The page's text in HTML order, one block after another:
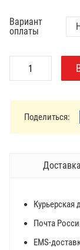
л
о
Вариант
оплаты
Поделиться:
Доставка
Почта
EMS-